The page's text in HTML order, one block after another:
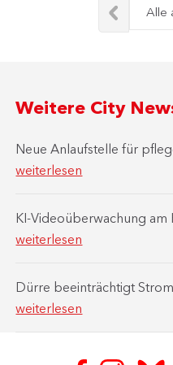
Alle
Weitere City
Neue Anlaufstelle für
weiterlesen
KI-Videoüberwachung
weiterlesen
Dürre beeinträchtigt
weiterlesen